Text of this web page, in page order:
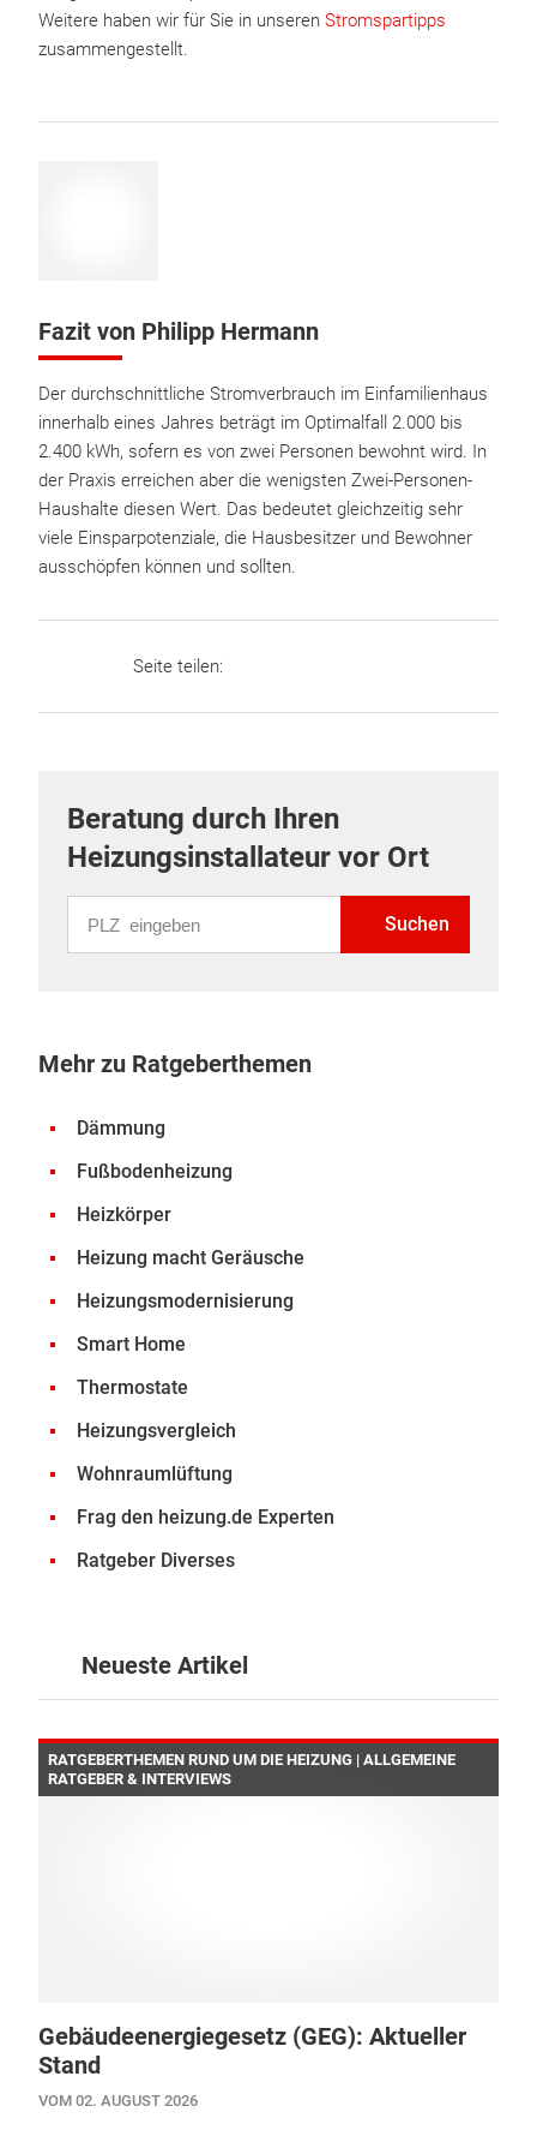
Weitere haben wir für Sie in unseren Stromspartipps
zusammengestellt.
Fazit von Philipp Hermann
Der durchschnittliche Stromverbrauch im Einfamilienhaus
innerhalb eines Jahres beträgt im Optimalfall 2.000 bis
2.400 kWh, sofern es von zwei Personen bewohnt wird. In
der Praxis erreichen aber die wenigsten Zwei-Personen-
Haushalte diesen Wert. Das bedeutet gleichzeitig sehr
viele Einsparpotenziale, die Hausbesitzer und Bewohner
ausschöpfen können und sollten.
Seite teilen:
Beratung durch Ihren
Heizungsinstallateur vor Ort
Suchen
Mehr zu Ratgeberthemen
Dämmung
Fußbodenheizung
Heizkörper
Heizung macht Geräusche
Heizungsmodernisierung
Smart Home
Thermostate
Heizungsvergleich
Wohnraumlüftung
Frag den heizung.de Experten
Ratgeber Diverses
Neueste Artikel
RATGEBERTHEMEN RUND UM DIE HEIZUNG | ALLGEMEINE
RATGEBER & INTERVIEWS
Gebäudeenergiegesetz (GEG): Aktueller
Stand
VOM 02. AUGUST 2026